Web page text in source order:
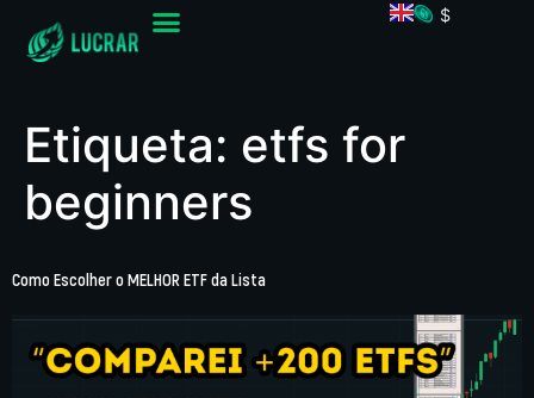
$
Etiqueta: etfs for
beginners
Como Escolher o MELHOR ETF da Lista